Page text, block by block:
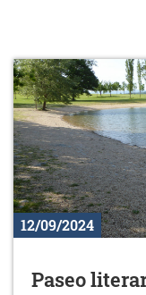
12/09/2024
Paseo